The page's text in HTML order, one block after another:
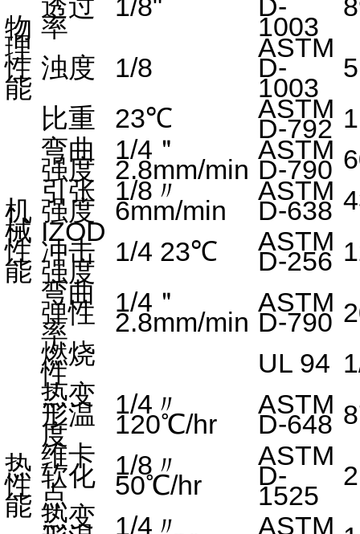
物
理
性
能
透过
率
1/8" D-
1003
浊度
1/8
ASTM
D-
1003
比重
23℃ ASTM
D-792
机
械
性
能
弯曲
强度
1/4＂
2.8mm/min
ASTM
D-790
引张
强度
1/8〃
6mm/min
ASTM
D-638
IZOD
冲击
强度
1/4 23℃ ASTM
D-256
弯曲
弹性
率
1/4＂
2.8mm/min
ASTM
D-790
热
性
能
燃烧
性 UL 94
热变
形温
度
1/4〃
120℃/hr
ASTM
D-648
维卡
软化
点
1/8〃
50℃/hr
ASTM
D-
1525
热变
1/4〃 ASTM